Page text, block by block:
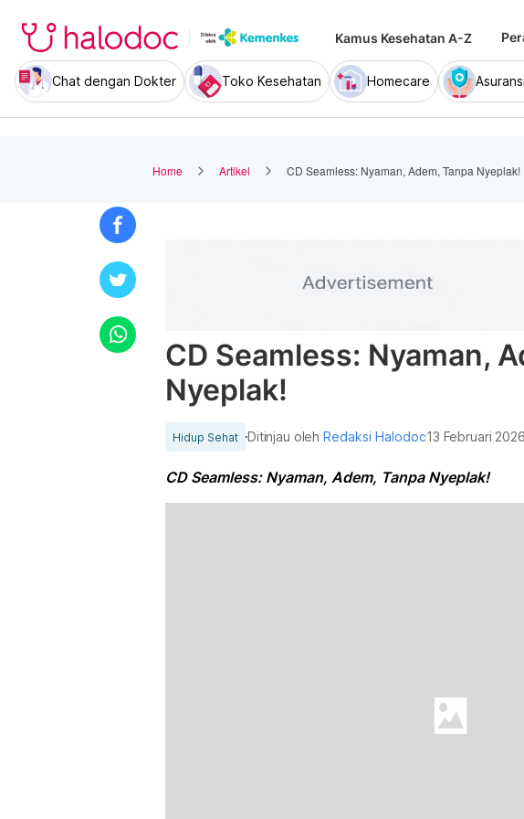
Kamus Kesehatan A-Z
Chat dengan Dokter Toko Kesehatan Homecare
Home Artikel CD Seamless: Nyaman, Adem, Tanpa Nyeplak!
CD Seamless: Nyaman,
Nyeplak!
Hidup Sehat Ditinjau olehRedaksi Halodoc13 Februari 2026
CD Seamless: Nyaman, Adem, Tanpa Nyeplak!